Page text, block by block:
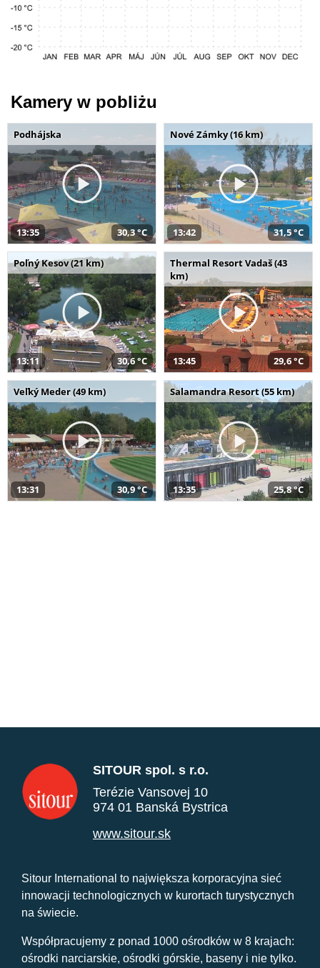
Kamery w pobliżu
Podhájska
13:35 30,3 °C
Nové Zámky (16 km)
13:42 31,5 °C
Poľný Kesov (21 km)
13:11 30,6 °C
Thermal Resort Vadaš (43
km)
13:45 29,6 °C
Veľký Meder (49 km)
13:31 30,9 °C
Salamandra Resort (55 km)
13:35 25,8 °C
SITOUR spol. s r.o.
Terézie Vansovej 10
974 01 Banská Bystrica
www.sitour.sk
Sitour International to największa korporacyjna sieć
innowacji technologicznych w kurortach turystycznych
na świecie.
Współpracujemy z ponad 1000 ośrodków w 8 krajach:
ośrodki narciarskie, ośrodki górskie, baseny i nie tylko.